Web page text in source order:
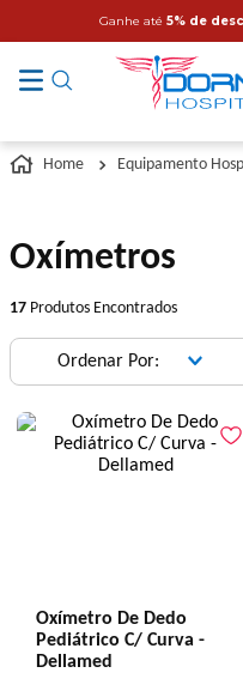
Ganhe até 5% de
Equipamento
Oxímetros
17 Produtos Encontrados
Oxímetro De Dedo
Pediátrico C/ Curva -
Dellamed